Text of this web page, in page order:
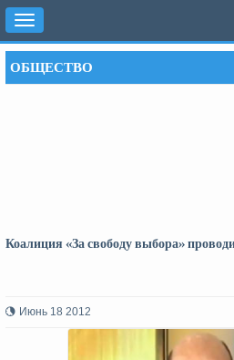
Toggle
navigation
ОБЩЕСТВО
Коалиция «За свободу выбора»
Июнь 18 2012